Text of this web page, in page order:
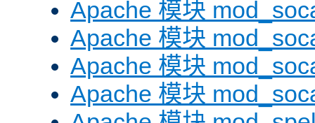
Apache 模块
Apache 模块
Apache 模块
Apache 模块